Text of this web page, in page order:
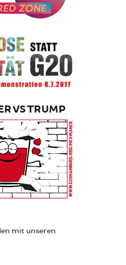
VS TRUMP
mit unseren